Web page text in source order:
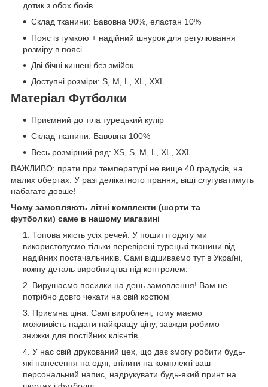
дотик з обох боків
Склад тканини: Бавовна 90%, еластан 10%
Пояс із гумкою + надійний шнурок для регулювання
розміру в поясі
Дві бічні кишені без змійок
Доступні розміри: S, M, L, XL, XXL
Матеріал Футболки
Приємний до тіла турецький кулір
Склад тканини: Бавовна 100%
Весь розмірний ряд: XS, S, M, L, XL, XXL
ВАЖЛИВО: прати при температурі не вище 40 градусів, на
малих обертах. У разі делікатного прання, віщі слугуватимуть
набагато довше!
Чому замовляють літні комплекти (шорти та
футболки) саме в нашому магазині
Топова якість усіх речей. У пошитті одягу ми
використовуємо тільки перевірені турецькі тканини від
надійних постачальників. Самі відшиваємо тут в Україні,
кожну деталь виробництва під контролем.
Вирушаємо посилки на день замовлення! Вам не
потрібно довго чекати на свій костюм
Приємна ціна. Самі вироблені, тому маємо
можливість надати найкращу ціну, завжди робимо
знижки для постійних клієнтів
У нас свій друкований цех, що дає змогу робити будь-
які нанесення на одяг, втілити на комплекті ваш
персональний напис, надрукувати будь-який принт на